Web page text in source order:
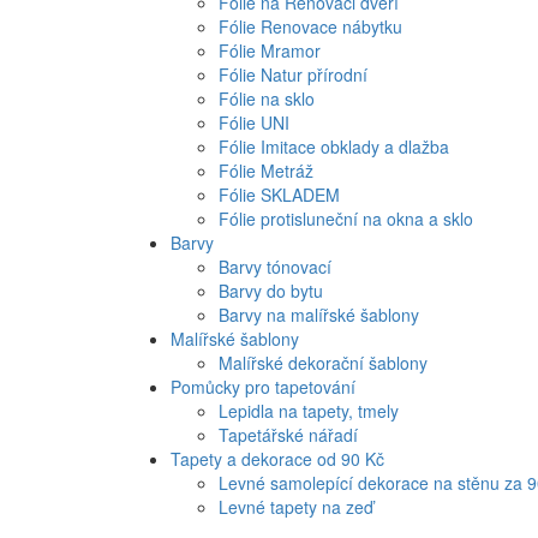
Fólie Renovace nábytku
Fólie Mramor
Fólie Natur přírodní
Fólie na sklo
Fólie UNI
Fólie Imitace obklady a dlažba
Fólie Metráž
Fólie SKLADEM
Fólie protisluneční na okna a sklo
Barvy
Barvy tónovací
Barvy do bytu
Barvy na malířské šablony
Malířské šablony
Malířské dekorační šablony
Pomůcky pro tapetování
Lepidla na tapety, tmely
Tapetářské nářadí
Tapety a dekorace od 90 Kč
Levné samolepící dekorace na stěnu za
Levné tapety na zeď